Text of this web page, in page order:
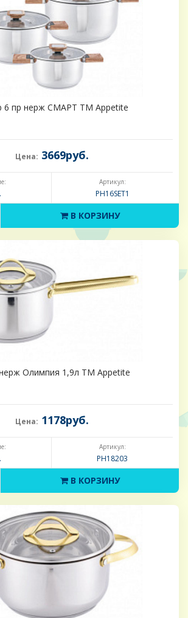
6 пр нерж СМАРТ ТМ Appetite
Цена: 3669руб.
Артикул:
PH16SET1
В КОРЗИНУ
Олимпия 1,9л ТМ Appetite
Цена: 1178руб.
Артикул:
PH18203
В КОРЗИНУ